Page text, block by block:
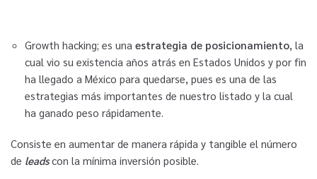
Growth hacking; es una estrategia de posicionamiento, la
cual vio su existencia años atrás en Estados Unidos y por fin
ha llegado a México para quedarse, pues es una de las
estrategias más importantes de nuestro listado y la cual
ha ganado peso rápidamente.
Consiste en aumentar de manera rápida y tangible el número
de leadscon la mínima inversión posible.